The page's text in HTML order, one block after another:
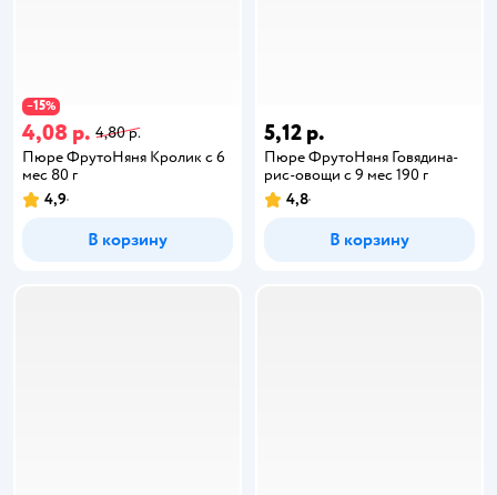
−15%
4,08 р. 4,80 р.
Пюре ФрутоНяня Кролик с 6
мес 80 г
4,9
В корзину
5,12 р.
Пюре ФрутоНяня Говядина-
рис-овощи с 9 мес 190 г
4,8
В корзину